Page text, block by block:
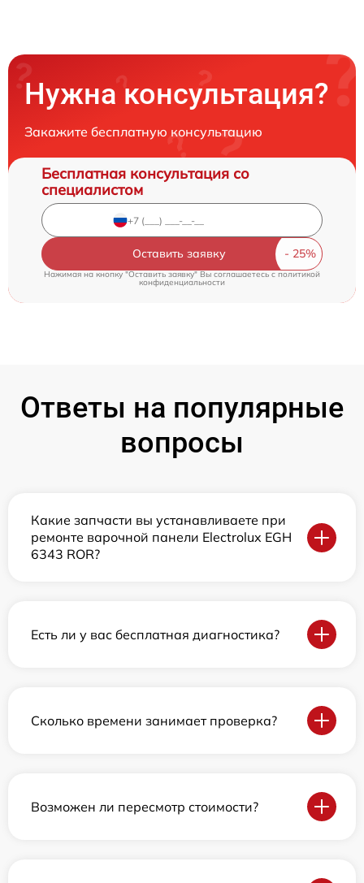
Нужна консультация?
Закажите бесплатную консультацию
Бесплатная консультация со
специалистом
Оставить заявку
Нажимая на кнопку "Оставить заявку" Вы соглашаетесь c политикой
конфиденциальности
Ответы на популярные
вопросы
Какие запчасти вы устанавливаете при
ремонте варочной панели Electrolux EGH
6343 ROR?
Есть ли у вас бесплатная диагностика?
Сколько времени занимает проверка?
Возможен ли пересмотр стоимости?